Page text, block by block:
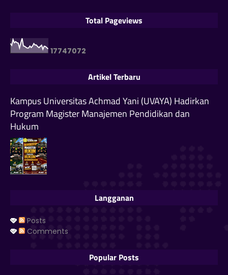
Total Pageviews
17747072
Artikel Terbaru
Kampus Universitas Achmad Yani (UVAYA) Hadirkan
Program Magister Manajemen Pendidikan dan
Hukum
Langganan
Posts
Comments
Popular Posts